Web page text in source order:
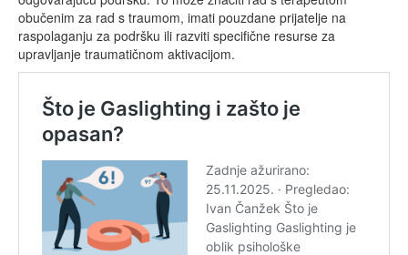
obučenim za rad s traumom, imati pouzdane prijatelje na
raspolaganju za podršku ili razviti specifične resurse za
upravljanje traumatičnom aktivacijom.